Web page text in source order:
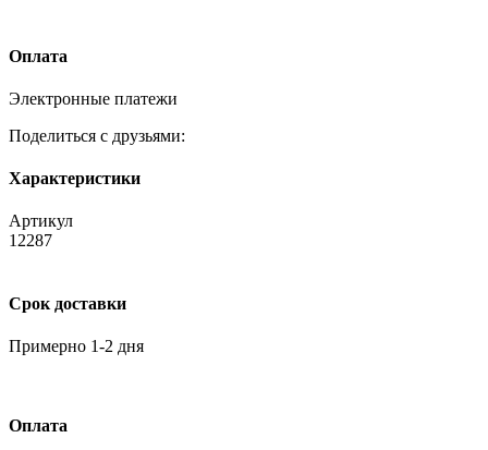
Оплата
Электронные платежи
Поделиться с друзьями:
Характеристики
Артикул
12287
Срок доставки
Примерно 1-2 дня
Оплата